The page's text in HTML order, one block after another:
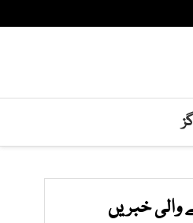
والی خبریں